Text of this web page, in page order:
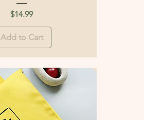
Price
$14.99
Add to Cart